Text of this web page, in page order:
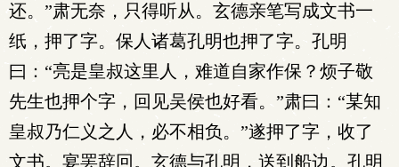
还。”肃无奈，只得听从。玄德亲笔写成文书一
纸，押了字。保人诸葛孔明也押了字。孔明
曰：“亮是皇叔这里人，难道自家作保？烦子敬
先生也押个字，回见吴侯也好看。”肃曰：“某知
皇叔乃仁义之人，必不相负。”遂押了字，收了
文书。宴罢辞回。玄德与孔明，送到船边。孔明